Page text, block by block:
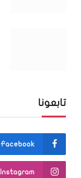
تابعونا
Facebook
Instagram